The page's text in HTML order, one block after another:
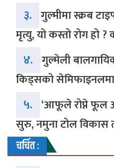
३. गुल्मीमा स्क्रब
मृत्यु, यो कस्तो रोग हो
४. गुल्मेली
किड्सको
५. ‘आफूले रोप्ने फूल
सुरु, नमुना टोल विकास
चर्चित :